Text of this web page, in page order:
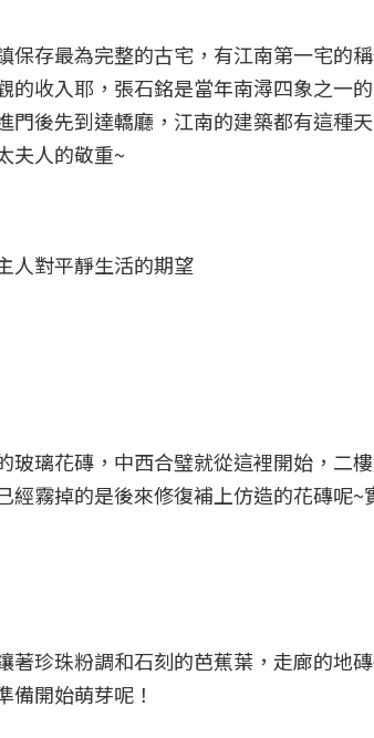
保存最為完整的古宅，有江南第一宅的
的收入耶，張石銘是當年南潯四象之一
門後先到達轎廳，江南的建築都有這種
夫人的敬重~
人對平靜生活的期望
玻璃花磚，中西合璧就從這裡開始，二
經霧掉的是後來修復補上仿造的花磚呢~
著珍珠粉調和石刻的芭蕉葉，走廊的地
備開始萌芽呢！